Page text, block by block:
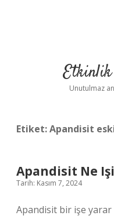
Unutulmaz
Etiket:Apandisit
Apandisit Ne
Tarih: Kasım 7, 2024
Apandisit bir işe yarar